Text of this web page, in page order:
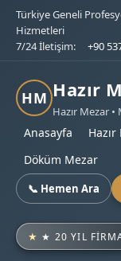
Türkiye Geneli
Hizmetleri
7/24 İletişim:
+90
HM Hazır
Hazır Mezar
Anasayfa
Döküm Mezar
📞 Hemen Ara
★ 20 YIL